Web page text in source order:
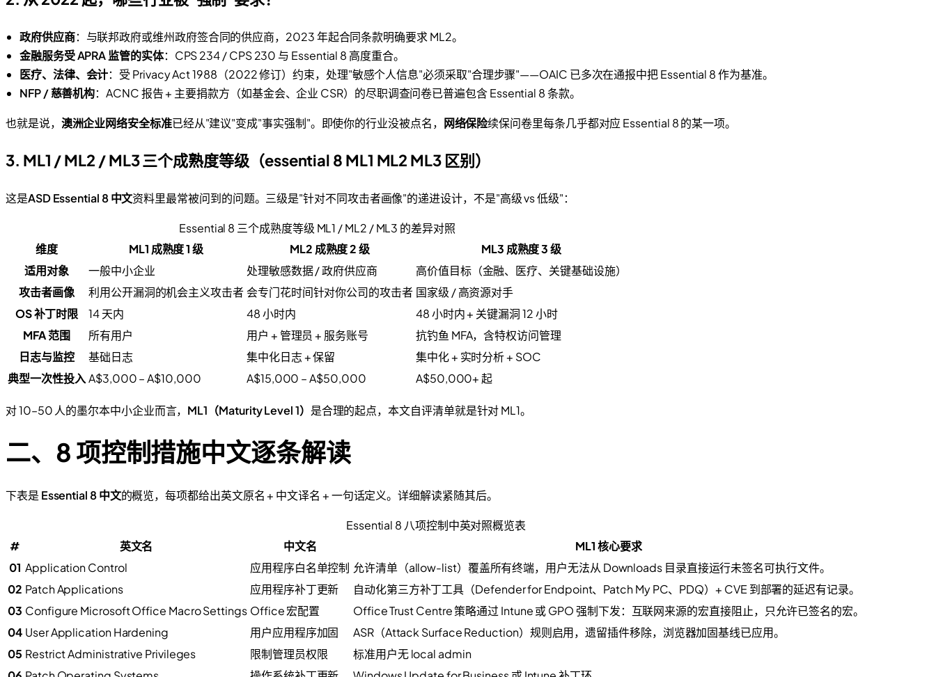
政府供应商：与联邦政府或维州政府签合同的供应商，2023 年起合同条款明确要求 ML2。
金融服务受 APRA 监管的实体：CPS 234 / CPS 230 与 Essential 8 高度重合。
医疗、法律、会计：受 Privacy Act 1988（2022 修订）约束，处理"敏感个人信息"必须采取"合理步骤"——OAIC 已多次在通报中把 Essential 8 作为基准。
NFP / 慈善机构：ACNC 报告 + 主要捐款方（如基金会、企业 CSR）的尽职调查问卷已普遍包含 Essential 8 条款。
也就是说， 澳洲企业网络安全标准已经从"建议"变成"事实强制"。即使你的行业没被点名， 网络保险续保问卷里每条几乎都对应 Essential 8 的某一项。
3. ML1 / ML2 / ML3 三个成熟度等级（essential 8 ML1 ML2 ML3 区别）
这是ASD Essential 8 中文资料里最常被问到的问题。三级是"针对不同攻击者画像"的递进设计，不是"高级 vs 低级"：
Essential 8 三个成熟度等级 ML1 / ML2 / ML3 的差异对照
维度
ML1 成熟度 1 级 ML2 成熟度 2 级
ML3 成熟度 3 级
适用对象
一般中小企业 处理敏感数据 / 政府供应商
高价值目标（金融、医疗、关键基础设施）
攻击者画像
利用公开漏洞的机会主义攻击者 会专门花时间针对你公司的攻击者 国家级 / 高资源对手
OS 补丁时限
14 天内 48 小时内
48 小时内 + 关键漏洞 12 小时
MFA 范围
所有用户 用户 + 管理员 + 服务账号
抗钓鱼 MFA，含特权访问管理
日志与监控
基础日志 集中化日志 + 保留
集中化 + 实时分析 + SOC
典型一次性投入 A$3,000 – A$10,000 A$15,000 – A$50,000 A$50,000+ 起
对 10–50 人的墨尔本中小企业而言， ML1（Maturity Level 1） 是合理的起点，本文自评清单就是针对 ML1。
二、8 项控制措施中文逐条解读
下表是 Essential 8 中文的概览，每项都给出英文原名 + 中文译名 + 一句话定义。详细解读紧随其后。
Essential 8 八项控制中英对照概览表
#
英文名 中文名
ML1 核心要求
01 Application Control 应用程序白名单控制 允许清单（allow-list）覆盖所有终端，用户无法从 Downloads 目录直接运行未签名可执行文件。
02 Patch Applications 应用程序补丁更新
自动化第三方补丁工具（Defender for Endpoint、Patch My PC、PDQ）+ CVE 到部署的延迟有记录。
03 Configure Microsoft Office Macro Settings Office 宏配置
Office Trust Centre 策略通过 Intune 或 GPO 强制下发：互联网来源的宏直接阻止，只允许已签名的宏。
04 User Application Hardening 用户应用程序加固
ASR（Attack Surface Reduction）规则启用，遗留插件移除，浏览器加固基线已应用。
05 Restrict Administrative Privileges 限制管理员权限
标准用户无 local admin